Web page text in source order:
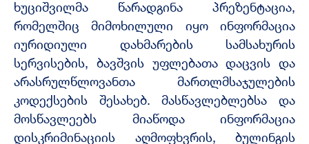
ხუციშვილმა წარადგინა პრეზენტაცია,
რომელშიც მიმოხილული იყო ინფორმაცია
იურიდიული დახმარების სამსახურის
სერვისების, ბავშვის უფლებათა დაცვის და
არასრულწლოვანთა მართლმსაჯულების
კოდექსების შესახებ. მასწავლებლებსა და
მოსწავლეებს მიაწოდა ინფორმაცია
დისკრიმინაციის აღმოფხვრის, ბულინგის